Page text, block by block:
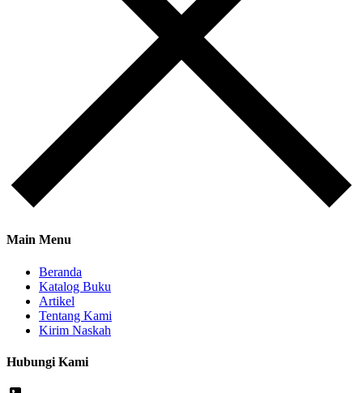
Main Menu
Beranda
Katalog Buku
Artikel
Tentang Kami
Kirim Naskah
Hubungi Kami